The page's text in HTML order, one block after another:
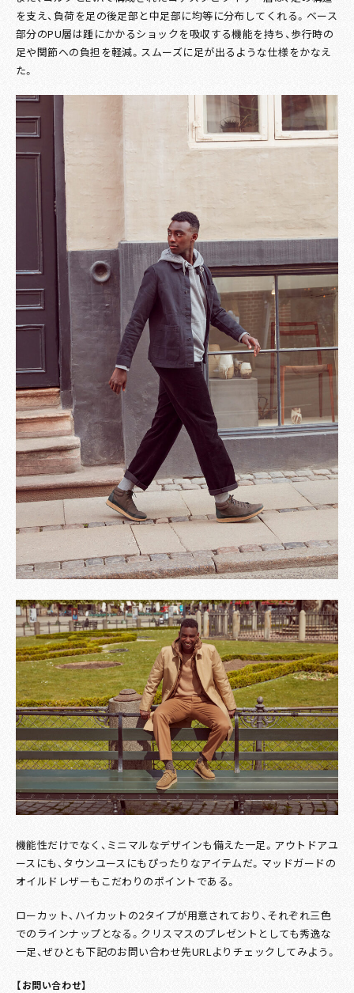
を支え、負荷を足の後足部と中足部に均等に分布してくれる。ベース
部分のPU層は踵にかかるショックを吸収する機能を持ち、歩行時の
足や関節への負担を軽減。スムーズに足が出るような仕様をかなえ
た。
機能性だけでなく、ミニマルなデザインも備えた一足。アウトドアユ
ースにも、タウンユースにもぴったりなアイテムだ。マッドガードの
オイルドレザーもこだわりのポイントである。
ローカット、ハイカットの2タイプが用意されており、それぞれ三色
でのラインナップとなる。クリスマスのプレゼントとしても秀逸な
一足、ぜひとも下記のお問い合わせ先URLよりチェックしてみよう。
【お問い合わせ】